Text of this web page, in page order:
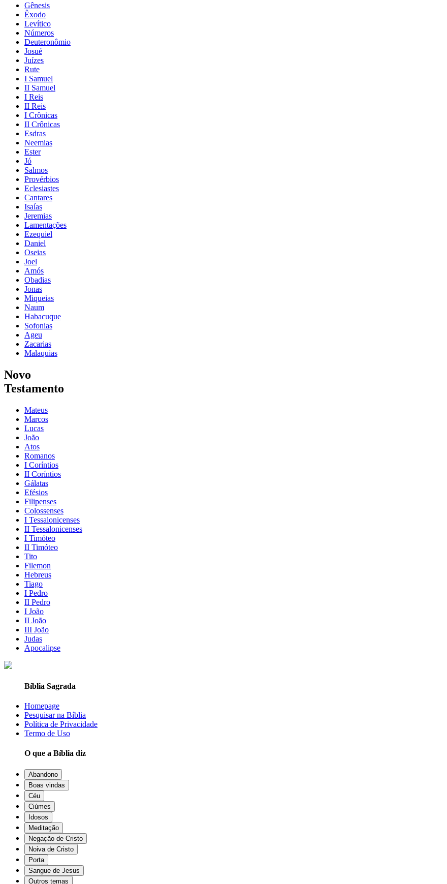
Gênesis
Êxodo
Levítico
Números
Deuteronômio
Josué
Juízes
Rute
I Samuel
II Samuel
I Reis
II Reis
I Crônicas
II Crônicas
Esdras
Neemias
Ester
Jó
Salmos
Provérbios
Eclesiastes
Cantares
Isaías
Jeremias
Lamentações
Ezequiel
Daniel
Oseias
Joel
Amós
Obadias
Jonas
Miqueias
Naum
Habacuque
Sofonias
Ageu
Zacarias
Malaquias
Novo
Testamento
Mateus
Marcos
Lucas
João
Atos
Romanos
I Coríntios
II Coríntios
Gálatas
Efésios
Filipenses
Colossenses
I Tessalonicenses
II Tessalonicenses
I Timóteo
II Timóteo
Tito
Filemon
Hebreus
Tiago
I Pedro
II Pedro
I João
II João
III João
Judas
Apocalipse
Bíblia Sagrada
Homepage
Pesquisar na Bíblia
Política de Privacidade
Termo de Uso
O que a Bíblia diz
Abandono
Boas vindas
Céu
Ciúmes
Idosos
Meditação
Negação de Cristo
Noiva de Cristo
Porta
Sangue de Jesus
Outros temas